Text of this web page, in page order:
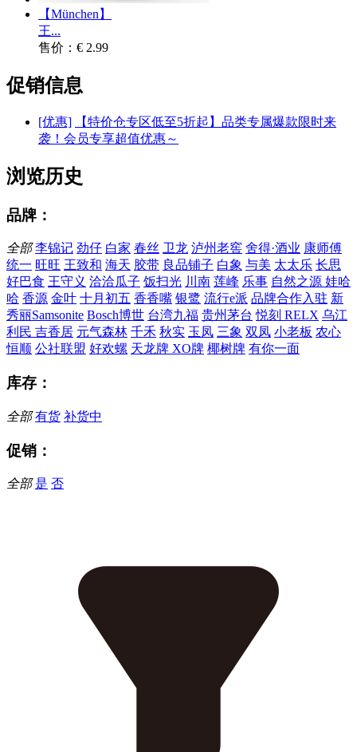
【München】
王...
售价：€ 2.99
促销信息
[优惠]
【特价仓专区低至5折起】品类专属爆款限时来
袭！会员专享超值优惠～
浏览历史
品牌：
全部 李锦记 劲仔 白家 春丝 卫龙 泸州老窖 舍得·酒业 康师傅
统一 旺旺 王致和 海天 胶带 良品铺子 白象 与美 太太乐 长思
好巴食 王守义 洽洽瓜子 饭扫光 川南 莲峰 乐事 自然之源 娃哈
哈 香源 金叶 十月初五 香香嘴 银鹭 流行e派 品牌合作入驻 新
秀丽Samsonite Bosch博世 台湾九福 贵州茅台 悦刻 RELX 乌江
利民 吉香居 元气森林 千禾 秋实 玉凤 三象 双凤 小老板 农心
恒顺 公社联盟 好欢螺 天龙牌 XO牌 椰树牌 有你一面
库存：
全部 有货 补货中
促销：
全部 是 否